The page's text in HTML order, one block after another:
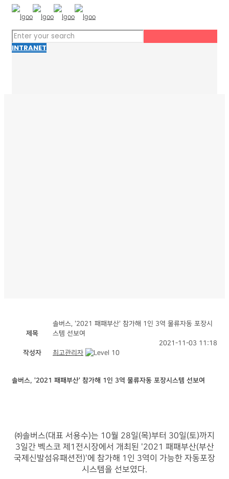
INTRANET
제목
솔버스, '2021 패패부산' 참가해 1인 3역 물류자동 포장시
스템 선보여
2021-11-03 11:18
작성자
최고관리자
솔버스, '2021 패패부산' 참가해 1인 3역 물류자동 포장시스템 선보여
㈜솔버스(대표 서용수)는 10월 28일(목)부터 30일(토)까지
3일간 벡스코 제1전시장에서 개최된 '2021 패패부산(부산
국제신발섬유패션전)'에 참가해 1인 3역이 가능한 자동포장
시스템을 선보였다.